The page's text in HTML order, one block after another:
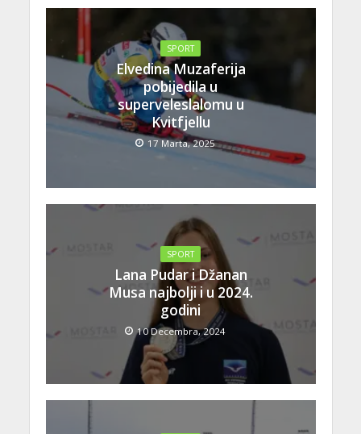
SPORT
Elvedina Muzaferija
pobijedila u
superveleslalomu u
Kvitfjellu
17 Marta, 2025
SPORT
Lana Pudar i Džanan
Musa najbolji i u 2024.
godini
10 Decembra, 2024